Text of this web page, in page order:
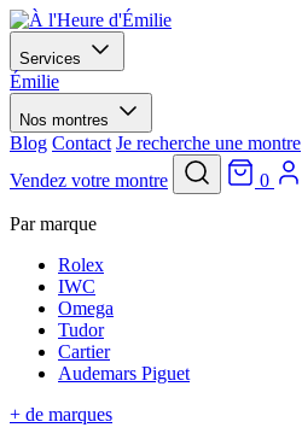
Services
Émilie
Nos montres
Blog Contact Je recherche une montre
Vendez votre montre
0
Par marque
Rolex
IWC
Omega
Tudor
Cartier
Audemars Piguet
+ de marques